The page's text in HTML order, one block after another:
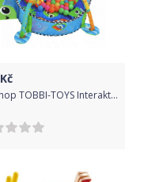
Kč
BB-Shop TOBBI-TOYS Interaktivní vzdělávací dětská podložka 4v1 - želva